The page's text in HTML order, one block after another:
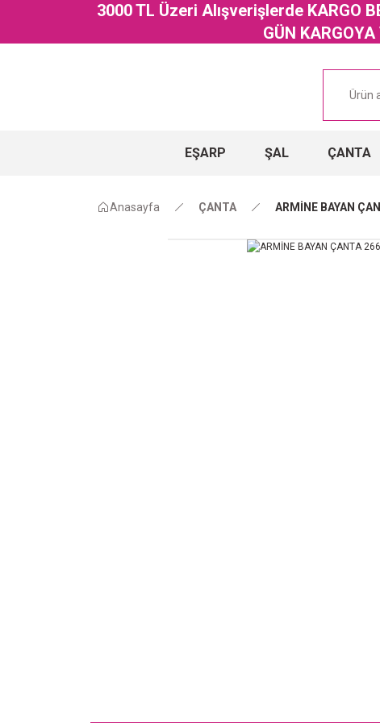
3000 TL Üzeri Alışverişlerde KARGO
GÜN
EŞARP ŞAL ÇANTA
Anasayfa ÇANTA ARMİNE BAYAN